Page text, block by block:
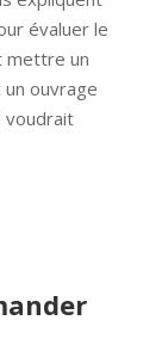
évaluer le
mettre un
un ouvrage
voudrait